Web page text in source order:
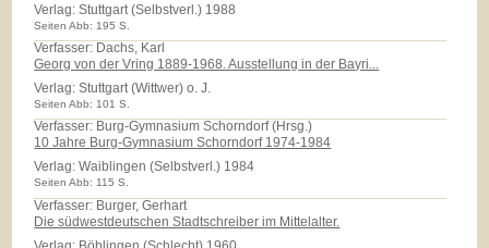
Verlag:Stuttgart (Selbstverl.) 1988
Seiten Abb: 195 S.
Verfasser: Dachs, Karl
Georg von der Vring 1889-1968. Ausstellung in der Bayri...
Verlag:Stuttgart (Wittwer) o. J.
Seiten Abb: 101 S.
Verfasser: Burg-Gymnasium Schorndorf (Hrsg.)
10 Jahre Burg-Gymnasium Schorndorf 1974-1984
Verlag:Waiblingen (Selbstverl.) 1984
Seiten Abb: 115 S.
Verfasser: Burger, Gerhart
Die südwestdeutschen Stadtschreiber im Mittelalter.